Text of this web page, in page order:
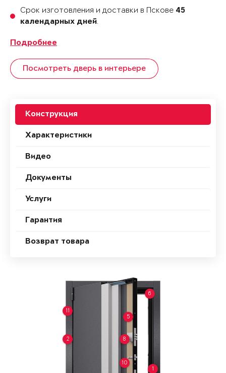
Срок изготовления и доставки в Пскове 45
календарных дней.
Подробнее
Посмотреть дверь в интерьере
Конструкция
Характеристики
Видео
Документы
Услуги
Гарантия
Возврат товара
1
2
5
6
8
10
11